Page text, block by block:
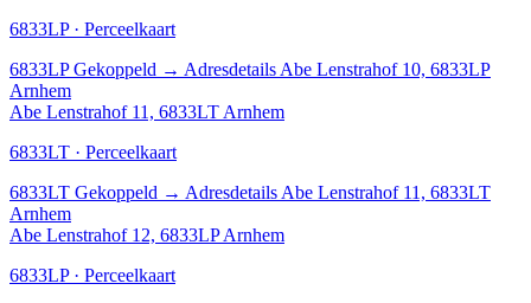
6833LP · Perceelkaart
6833LP Gekoppeld → Adresdetails Abe Lenstrahof 10, 6833LP
Arnhem
Abe Lenstrahof 11, 6833LT Arnhem
6833LT · Perceelkaart
6833LT Gekoppeld → Adresdetails Abe Lenstrahof 11, 6833LT
Arnhem
Abe Lenstrahof 12, 6833LP Arnhem
6833LP · Perceelkaart